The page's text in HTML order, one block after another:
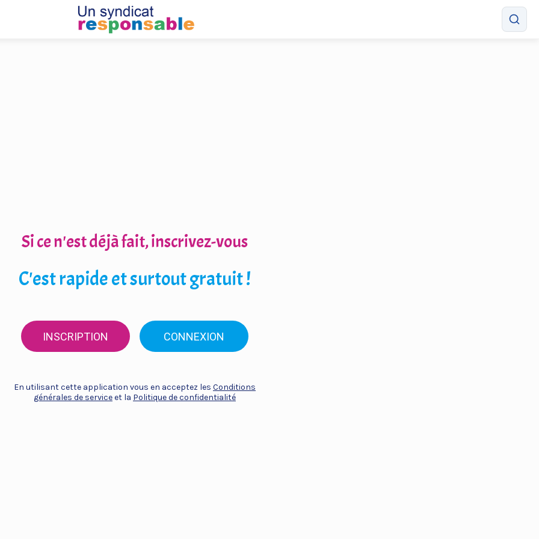
Si ce n'est déjà fait, inscrivez-vous
C'est rapide et surtout gratuit !
INSCRIPTION CONNEXION
En utilisant cette application vous en acceptez les Conditions
générales de serviceet la Politique de confidentialité